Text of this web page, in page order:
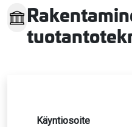
Käyntiosoite